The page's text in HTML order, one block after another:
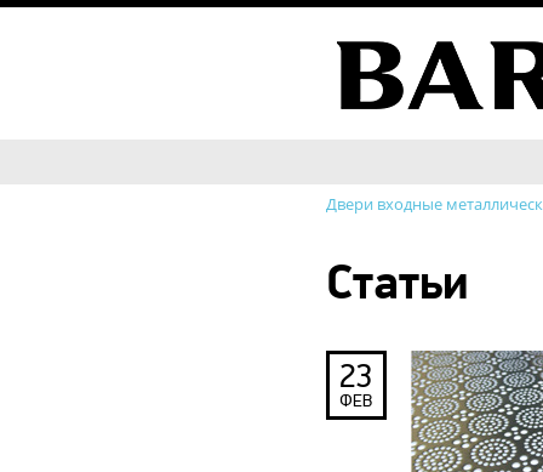
Двери входные
Статьи
23
ФЕВ